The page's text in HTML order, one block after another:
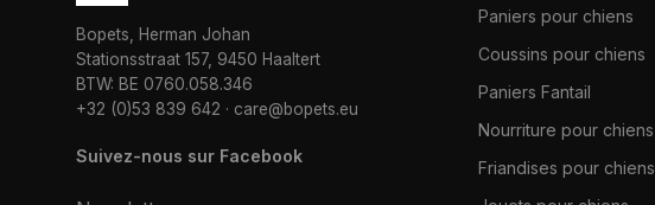
Bopets, Herman Johan
Stationsstraat 157, 9450 Haaltert
BTW: BE 0760.058.346
+32 (0)53 839 642 · care@bopets.eu
Suivez-nous sur Facebook
Paniers pour chiens
Coussins pour chiens
Paniers Fantail
Nourriture pour chiens
Friandises pour chiens